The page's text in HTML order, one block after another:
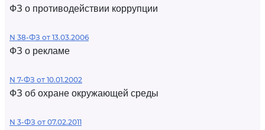
ФЗ о противодействии коррупции
N 38-ФЗ от 13.03.2006
ФЗ о рекламе
N 7-ФЗ от 10.01.2002
ФЗ об охране окружающей среды
N 3-ФЗ от 07.02.2011